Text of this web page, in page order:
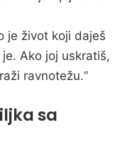
je život koji daješ
Ako joj uskratiš,
ravnotežu.“
sa